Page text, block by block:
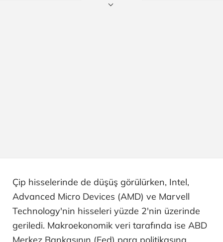
Çip hisselerinde de düşüş görülürken, Intel,
Advanced Micro Devices (AMD) ve Marvell
Technology'nin hisseleri yüzde 2'nin üzerinde
geriledi. Makroekonomik veri tarafında ise ABD
Merkez Bankasının (Fed) para politikasına